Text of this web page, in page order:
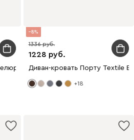
Светло-серый
8
1228
1336
Диван-кровать Порту Textile
+18